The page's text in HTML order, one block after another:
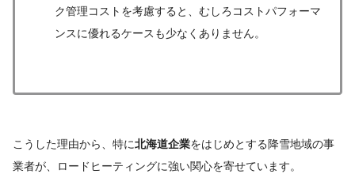
ク管理コストを考慮すると、むしろコストパフォーマ
ンスに優れるケースも少なくありません。
こうした理由から、特に北海道企業をはじめとする降雪地域の事
業者が、ロードヒーティングに強い関心を寄せています。